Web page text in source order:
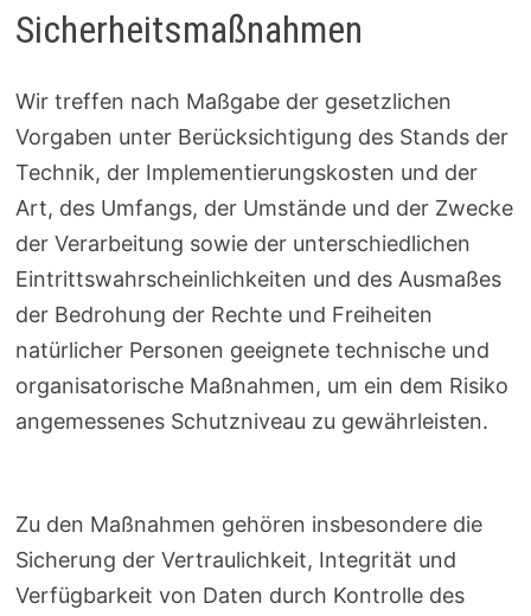
Sicherheitsmaßnahmen
Wir treffen nach Maßgabe der gesetzlichen
Vorgaben unter Berücksichtigung des Stands der
Technik, der Implementierungskosten und der
Art, des Umfangs, der Umstände und der Zwecke
der Verarbeitung sowie der unterschiedlichen
Eintrittswahrscheinlichkeiten und des Ausmaßes
der Bedrohung der Rechte und Freiheiten
natürlicher Personen geeignete technische und
organisatorische Maßnahmen, um ein dem Risiko
angemessenes Schutzniveau zu gewährleisten.
Zu den Maßnahmen gehören insbesondere die
Sicherung der Vertraulichkeit, Integrität und
Verfügbarkeit von Daten durch Kontrolle des